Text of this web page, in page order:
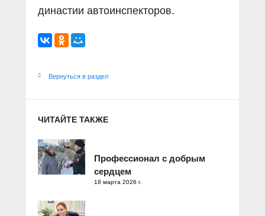
династии автоинспекторов.
Вернуться в раздел
ЧИТАЙТЕ ТАКЖЕ
Профессионал с добрым
сердцем
18 марта 2026 г.